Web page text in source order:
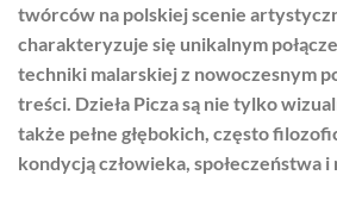
twórców na polskiej scenie
charakteryzuje się unikalnym
techniki malarskiej z nowoczesnym
treści. Dzieła Picza są nie tylko
także pełne głębokich, często
kondycją człowieka, społeczeństwa i